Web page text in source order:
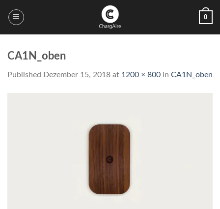
0
CA1N_oben
Published Dezember 15, 2018 at 1200 × 800 in CA1N_oben